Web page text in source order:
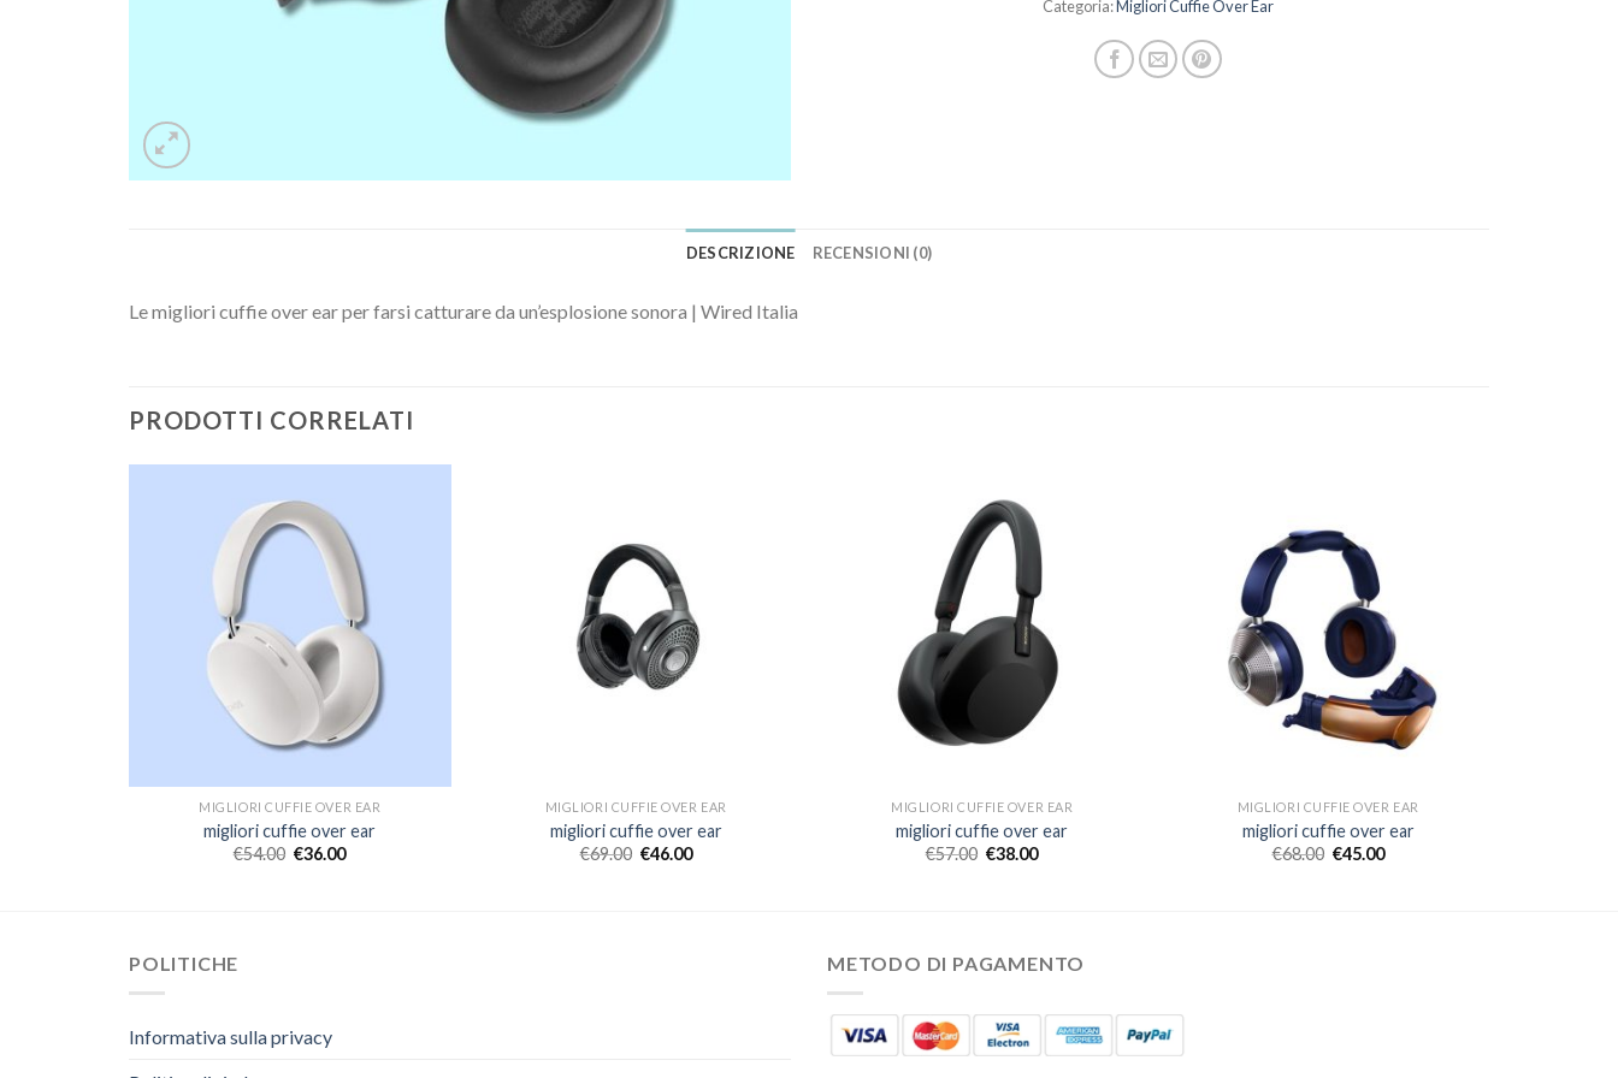
Categoria:Migliori Cuffie Over Ear
DESCRIZIONE RECENSIONI (0)
Le migliori cuffie over ear per farsi catturare da un’esplosione sonora | Wired Italia
PRODOTTI CORRELATI
MIGLIORI CUFFIE OVER EAR
migliori cuffie over ear
€54.00 €36.00
MIGLIORI CUFFIE OVER EAR
migliori cuffie over ear
€69.00 €46.00
MIGLIORI CUFFIE OVER EAR
migliori cuffie over ear
€57.00 €38.00
MIGLIORI CUFFIE OVER EAR
migliori cuffie over ear
€68.00 €45.00
POLITICHE
Informativa sulla privacy
METODO DI PAGAMENTO